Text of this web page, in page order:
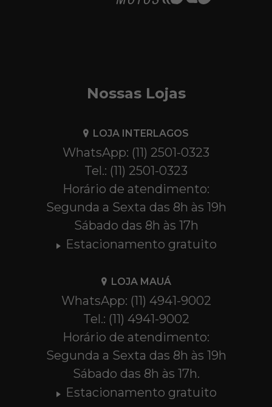
Nossas Lojas
LOJA INTERLAGOS
WhatsApp: (11) 2501-0323
Tel.: (11) 2501-0323
Horário de atendimento:
Segunda a Sexta das 8h às 19h
Sábado das 8h às 17h
Estacionamento gratuito
LOJA MAUÁ
WhatsApp: (11) 4941-9002
Tel.: (11) 4941-9002
Horário de atendimento:
Segunda a Sexta das 8h às 19h
Sábado das 8h às 17h.
Estacionamento gratuito